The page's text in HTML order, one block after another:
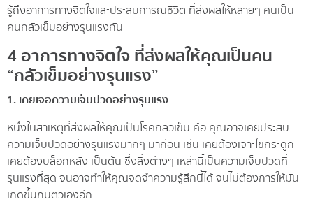
รู้ถึงอาการทางจิตใจและประสบการณ์ชีวิต ที่ส่งผลให้หลายๆ คนเป็น
คนกลัวเข็มอย่างรุนแรงกัน
4 อาการทางจิตใจ ที่ส่งผลให้คุณเป็นคน
“กลัวเข็มอย่างรุนแรง”
1. เคยเจอความเจ็บปวดอย่างรุนแรง
หนึ่งในสาเหตุที่ส่งผลให้คุณเป็นโรคกลัวเข็ม คือ คุณอาจเคยประสบ
ความเจ็บปวดอย่างรุนแรงมากๆ มาก่อน เช่น เคยต้องเจาะไขกระดูก
เคยต้องบล็อกหลัง เป็นต้น ซึ่งสิ่งต่างๆ เหล่านี้เป็นความเจ็บปวดที่
รุนแรงที่สุด จนอาจทำให้คุณจดจำความรู้สึกนี้ได้ จนไม่ต้องการให้มัน
เกิดขึ้นกับตัวเองอีก